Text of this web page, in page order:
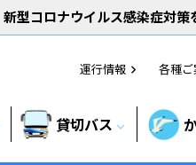
型コロナウイルス感染症対策
運行情報 chevron_right 各種ご
貸切バス expand_more